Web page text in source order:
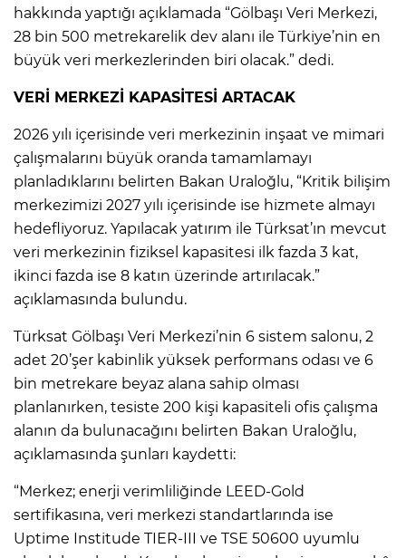
hakkında yaptığı açıklamada “Gölbaşı Veri Merkezi,
28 bin 500 metrekarelik dev alanı ile Türkiye’nin en
büyük veri merkezlerinden biri olacak.” dedi.
VERİ MERKEZİ KAPASİTESİ ARTACAK
2026 yılı içerisinde veri merkezinin inşaat ve mimari
çalışmalarını büyük oranda tamamlamayı
planladıklarını belirten Bakan Uraloğlu, “Kritik bilişim
merkezimizi 2027 yılı içerisinde ise hizmete almayı
hedefliyoruz. Yapılacak yatırım ile Türksat’ın mevcut
veri merkezinin fiziksel kapasitesi ilk fazda 3 kat,
ikinci fazda ise 8 katın üzerinde artırılacak.”
açıklamasında bulundu.
Türksat Gölbaşı Veri Merkezi’nin 6 sistem salonu, 2
adet 20’şer kabinlik yüksek performans odası ve 6
bin metrekare beyaz alana sahip olması
planlanırken, tesiste 200 kişi kapasiteli ofis çalışma
alanın da bulunacağını belirten Bakan Uraloğlu,
açıklamasında şunları kaydetti:
“Merkez; enerji verimliliğinde LEED-Gold
sertifikasına, veri merkezi standartlarında ise
Uptime Institude TIER-III ve TSE 50600 uyumlu